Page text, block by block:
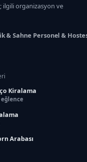
ilgili organizasyon ve
& Sahne Personel &
Kiralama
eğlence
Arabası